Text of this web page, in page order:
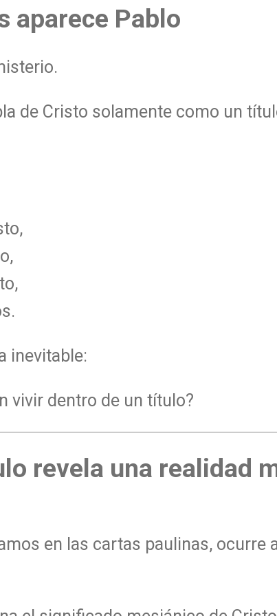
aparece Pablo
de Cristo solamente como un
inevitable:
vivir dentro de un título?
revela una realidad
en las cartas paulinas, ocurre